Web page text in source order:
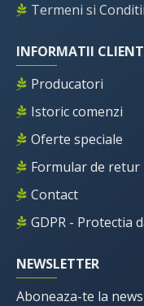
Termeni si Conditii
INFORMATII CLIENT
Producatori
Istoric comenzi
Oferte speciale
Formular de retur
Contact
GDPR - Protectia
NEWSLETTER
Aboneaza-te la